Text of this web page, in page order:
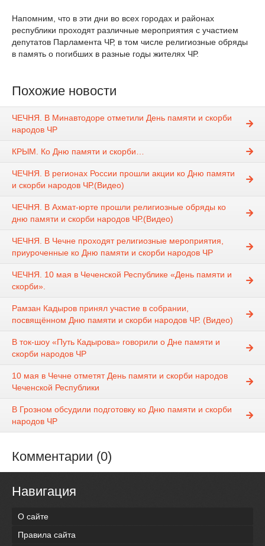
Напомним, что в эти дни во всех городах и районах
республики проходят различные мероприятия с участием
депутатов Парламента ЧР, в том числе религиозные обряды
в память о погибших в разные годы жителях ЧР.
Похожие новости
ЧЕЧНЯ. В Минавтодоре отметили День памяти и скорби
народов ЧР
КРЫМ. Ко Дню памяти и скорби…
ЧЕЧНЯ. В регионах России прошли акции ко Дню памяти
и скорби народов ЧР.(Видео)
ЧЕЧНЯ. В Ахмат-юрте прошли религиозные обряды ко
дню памяти и скорби народов ЧР.(Видео)
ЧЕЧНЯ. В Чечне проходят религиозные мероприятия,
приуроченные ко Дню памяти и скорби народов ЧР
ЧЕЧНЯ. 10 мая в Чеченской Республике «День памяти и
скорби».
Рамзан Кадыров принял участие в собрании,
посвящённом Дню памяти и скорби народов ЧР. (Видео)
В ток-шоу «Путь Кадырова» говорили о Дне памяти и
скорби народов ЧР
10 мая в Чечне отметят День памяти и скорби народов
Чеченской Республики
В Грозном обсудили подготовку ко Дню памяти и скорби
народов ЧР
Комментарии (0)
Навигация
О сайте
Правила сайта